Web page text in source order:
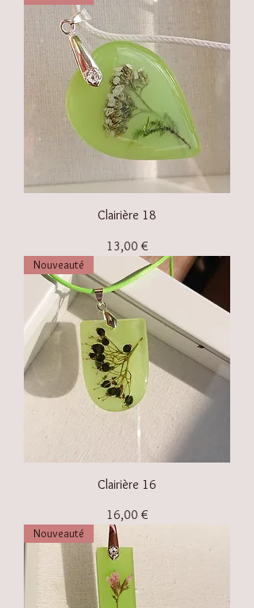
Clairière 18
Prix
13,00 €
Nouveauté
Clairière 16
Prix
16,00 €
Nouveauté